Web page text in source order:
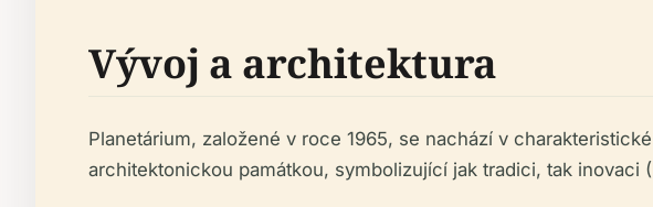
Vývoj a architektura
Planetárium, založené v roce 1965, se nachází v
architektonickou památkou, symbolizující jak tradici, tak inovaci (